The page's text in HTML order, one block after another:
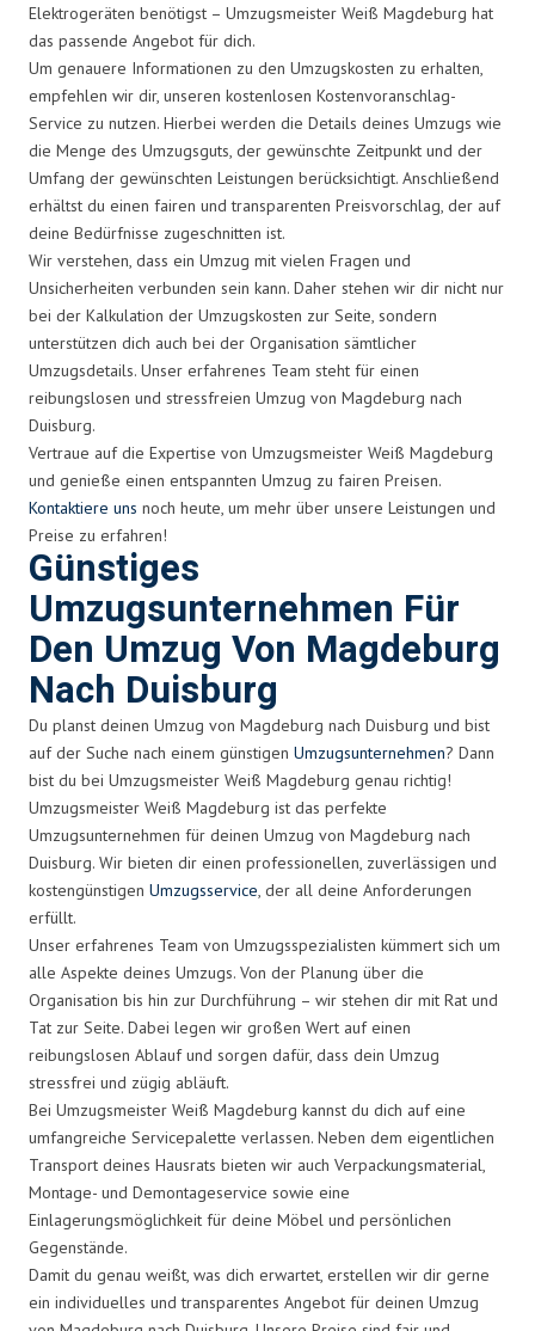
Elektrogeräten benötigst – Umzugsmeister Weiß Magdeburg hat
das passende Angebot für dich.
Um genauere Informationen zu den Umzugskosten zu erhalten,
empfehlen wir dir, unseren kostenlosen Kostenvoranschlag-
Service zu nutzen. Hierbei werden die Details deines Umzugs wie
die Menge des Umzugsguts, der gewünschte Zeitpunkt und der
Umfang der gewünschten Leistungen berücksichtigt. Anschließend
erhältst du einen fairen und transparenten Preisvorschlag, der auf
deine Bedürfnisse zugeschnitten ist.
Wir verstehen, dass ein Umzug mit vielen Fragen und
Unsicherheiten verbunden sein kann. Daher stehen wir dir nicht nur
bei der Kalkulation der Umzugskosten zur Seite, sondern
unterstützen dich auch bei der Organisation sämtlicher
Umzugsdetails. Unser erfahrenes Team steht für einen
reibungslosen und stressfreien Umzug von Magdeburg nach
Duisburg.
Vertraue auf die Expertise von Umzugsmeister Weiß Magdeburg
und genieße einen entspannten Umzug zu fairen Preisen.
Kontaktiere uns noch heute, um mehr über unsere Leistungen und
Preise zu erfahren!
Günstiges
Umzugsunternehmen Für
Den Umzug Von Magdeburg
Nach Duisburg
Du planst deinen Umzug von Magdeburg nach Duisburg und bist
auf der Suche nach einem günstigen Umzugsunternehmen? Dann
bist du bei Umzugsmeister Weiß Magdeburg genau richtig!
Umzugsmeister Weiß Magdeburg ist das perfekte
Umzugsunternehmen für deinen Umzug von Magdeburg nach
Duisburg. Wir bieten dir einen professionellen, zuverlässigen und
kostengünstigen Umzugsservice, der all deine Anforderungen
erfüllt.
Unser erfahrenes Team von Umzugsspezialisten kümmert sich um
alle Aspekte deines Umzugs. Von der Planung über die
Organisation bis hin zur Durchführung – wir stehen dir mit Rat und
Tat zur Seite. Dabei legen wir großen Wert auf einen
reibungslosen Ablauf und sorgen dafür, dass dein Umzug
stressfrei und zügig abläuft.
Bei Umzugsmeister Weiß Magdeburg kannst du dich auf eine
umfangreiche Servicepalette verlassen. Neben dem eigentlichen
Transport deines Hausrats bieten wir auch Verpackungsmaterial,
Montage- und Demontageservice sowie eine
Einlagerungsmöglichkeit für deine Möbel und persönlichen
Gegenstände.
Damit du genau weißt, was dich erwartet, erstellen wir dir gerne
ein individuelles und transparentes Angebot für deinen Umzug